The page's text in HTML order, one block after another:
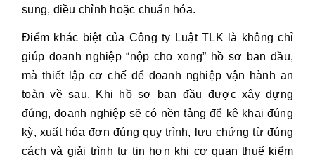
sung, điều chỉnh hoặc chuẩn hóa.
Điểm khác biệt của Công ty Luật TLK là không chỉ
giúp doanh nghiệp “nộp cho xong” hồ sơ ban đầu,
mà thiết lập cơ chế để doanh nghiệp vận hành an
toàn về sau. Khi hồ sơ ban đầu được xây dựng
đúng, doanh nghiệp sẽ có nền tảng để kê khai đúng
kỳ, xuất hóa đơn đúng quy trình, lưu chứng từ đúng
cách và giải trình tự tin hơn khi cơ quan thuế kiểm